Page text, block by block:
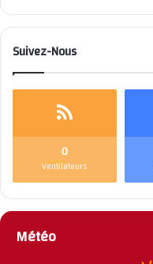
Suivez-Nous
0
Ventilateurs
Météo